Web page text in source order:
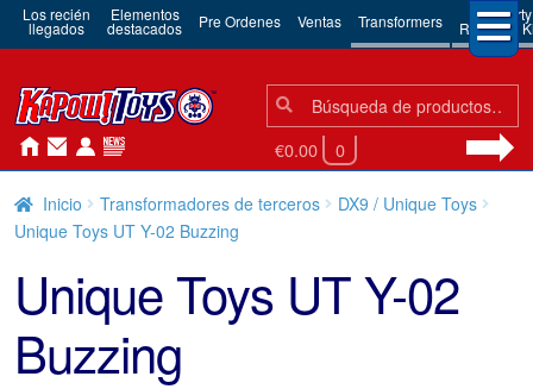
Los recién
llegados
Elementos
destacados Pre Ordenes Ventas Transformers 3rd Party
Robots &
Búsqueda:
Búsqueda
€0.00 0
Inicio Transformadores de terceros
DX9 / Unique Toys
Unique Toys UT Y-02 Buzzing
Unique Toys UT Y-02
Buzzing